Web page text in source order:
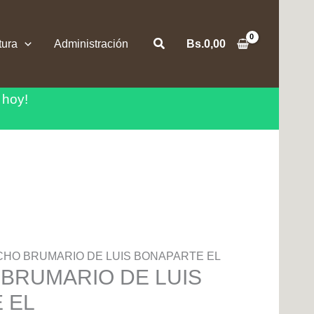
Administración BuscarBs.0,00
BRUMARIO DE LUIS BONAPARTE EL
DE LUIS
EL